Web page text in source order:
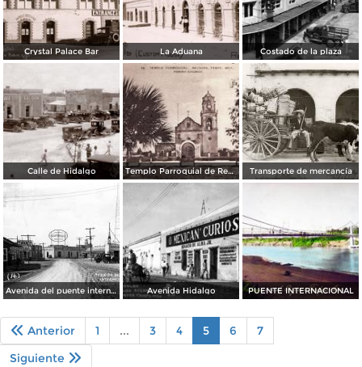
Crystal Palace Bar La Aduana Costado de la plaza
Calle de Hidalgo Templo Parroquial de Reynosa Transporte de mercancía
Avenida del puente internacional Avenida Hidalgo PUENTE INTERNACIONAL
Anterior 1 ... 3 4 5 6
7
Siguiente